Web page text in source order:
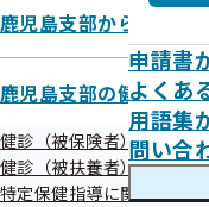
申請書
よくあ
用語集
問い合
鹿児島支部からのお知ら
鹿児島支部の健診・保
健診（被保険者）に関する
健診（被扶養者）に関す
特定保健指導に関するご
令和7年度 第3回鹿児
資料
令和8年1月14日（水